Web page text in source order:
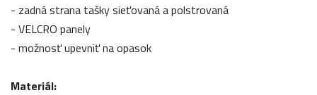
- zadná strana tašky sieťovaná a polstrovaná
- VELCRO panely
- možnosť upevniť na opasok
Materiál: